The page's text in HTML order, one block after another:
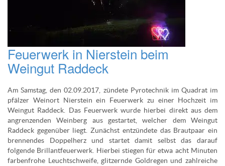
Feuerwerk in Nierstein beim
Weingut Raddeck
Am Samstag, den 02.09.2017, zündete Pyrotechnik im Quadrat im
pfälzer Weinort Nierstein ein Feuerwerk zu einer Hochzeit im
Weingut Raddeck. Das Feuerwerk wurde hierbei direkt aus dem
angrenzenden Weinberg aus gestartet, welcher dem Weingut
Raddeck gegenüber liegt. Zunächst entzündete das Brautpaar ein
brennendes Doppelherz und startet damit selbst das darauf
folgende Brillantfeuerwerk. Hierbei stiegen für etwa acht Minuten
farbenfrohe Leuchtschweife, glitzernde Goldregen und zahlreiche